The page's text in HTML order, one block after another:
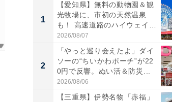
1
【愛知県】無料の動物園＆観
光牧場に、市初の天然温泉
も！ 高速道路のハイウェイオ
ア...
2026/08/07
2
「やっと巡り会えたよ」ダイ
ソーの“ちいかわポーチ”が22
0円で反響。ぬい活＆防災...
2026/08/06
【三重県】伊勢名物「赤福」